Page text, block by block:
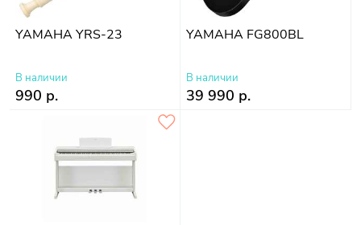
YAMAHA YRS-23
В наличии
990 р.
YAMAHA FG800BL
В наличии
39 990 р.